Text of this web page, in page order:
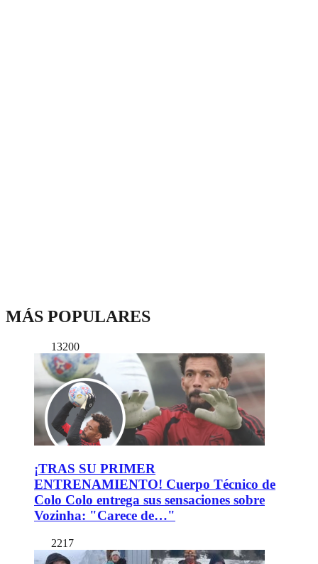
MÁS POPULARES
13200
¡TRAS SU PRIMER
ENTRENAMIENTO! Cuerpo Técnico de
Colo Colo entrega sus sensaciones sobre
Vozinha: "Carece de…"
2217